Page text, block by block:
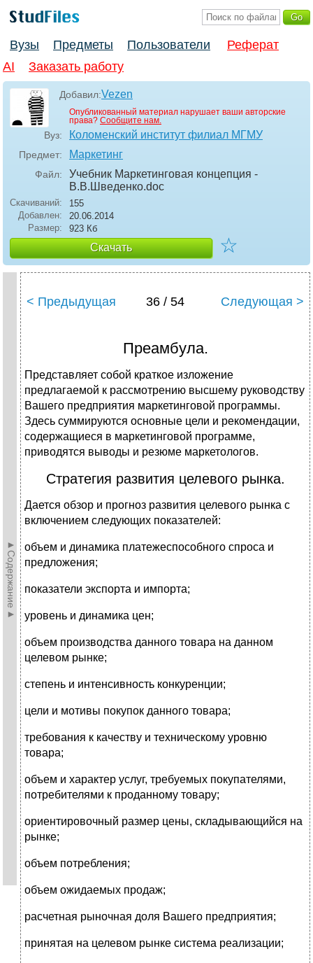
Вузы Предметы Пользователи
Реферат
AI
Заказать работу
Добавил:Vezen
Опубликованный материал нарушает ваши авторские
права? Сообщите нам.
Вуз: Коломенский институт филиал МГМУ
Предмет: Маркетинг
Файл:
Учебник Маркетинговая концепция -
В.В.Шведенко.doc
Скачиваний:
155
Добавлен:
20.06.2014
Размер:
923 Кб
Скачать ☆
►Содержание►
< Предыдущая 36 / 54 Следующая >
Преамбула.
Представляет собой краткое изложение
предлагаемой к рассмотрению высшему руководству
Вашего предприятия маркетинговой программы.
Здесь суммируются основные цели и рекомендации,
содержащиеся в маркетинговой программе,
приводятся выводы и резюме маркетологов.
Стратегия развития целевого рынка.
Дается обзор и прогноз развития целевого рынка с
включением следующих показателей:
объем и динамика платежеспособного спроса и
предложения;
показатели экспорта и импорта;
уровень и динамика цен;
объем производства данного товара на данном
целевом рынке;
степень и интенсивность конкуренции;
цели и мотивы покупок данного товара;
требования к качеству и техническому уровню
товара;
объем и характер услуг, требуемых покупателями,
потребителями к проданному товару;
ориентировочный размер цены, складывающийся на
рынке;
объем потребления;
объем ожидаемых продаж;
расчетная рыночная доля Вашего предприятия;
принятая на целевом рынке система реализации;